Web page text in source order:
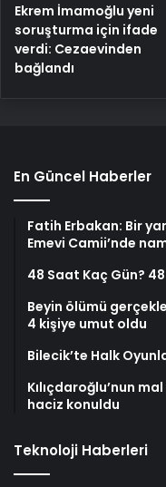
Ekrem İmamoğlu yeni
soruşturma için ifade
verdi: Cezaevinden
bağlandı
En Güncel Haberler
Fatih Erbakan: Bir
Emevi Camii’nde
48 Saat Kaç Gün?
Beyin ölümü
4 kişiye umut oldu
Bilecik’te Halk
Kılıçdaroğlu’nun
haciz konuldu
Teknoloji Haberleri